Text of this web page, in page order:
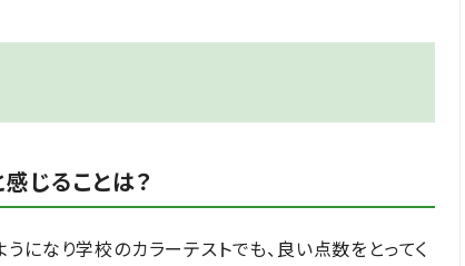
感じることは？
になり学校のカラーテストでも、良い点数をとってく